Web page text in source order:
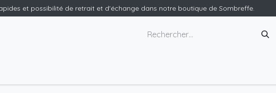
et possibilité de retrait et d'échange dans notre boutique de Sombreffe.